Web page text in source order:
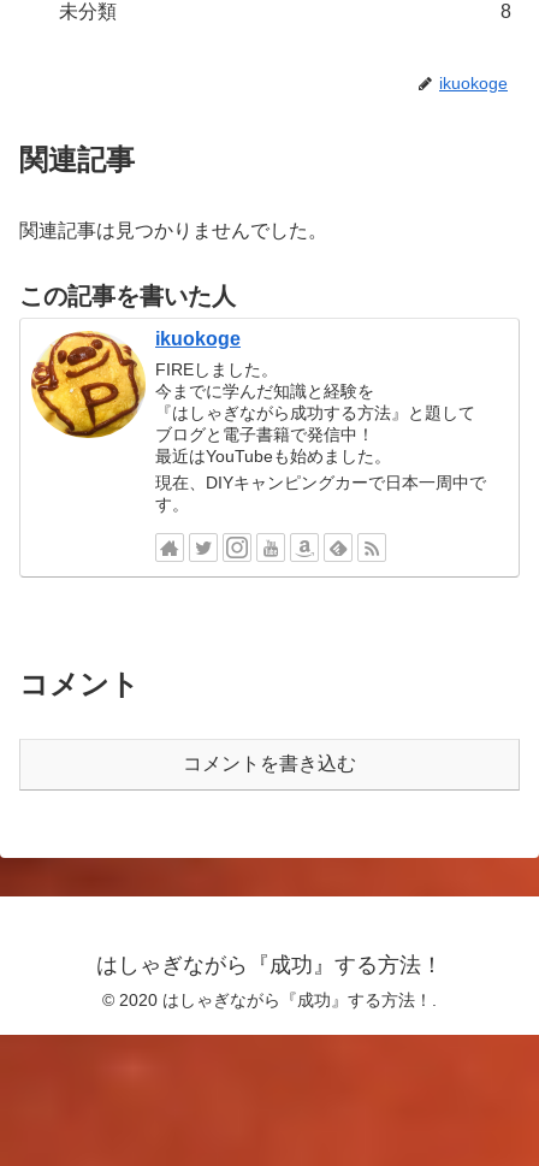
未分類 8
ikuokoge
関連記事
関連記事は見つかりませんでした。
この記事を書いた人
ikuokoge
FIREしました。
今までに学んだ知識と経験を
『はしゃぎながら成功する方法』と題して
ブログと電子書籍で発信中！
最近はYouTubeも始めました。
現在、DIYキャンピングカーで日本一周中で
す。
コメント
コメントを書き込む
はしゃぎながら『成功』する方法！
© 2020 はしゃぎながら『成功』する方法！.